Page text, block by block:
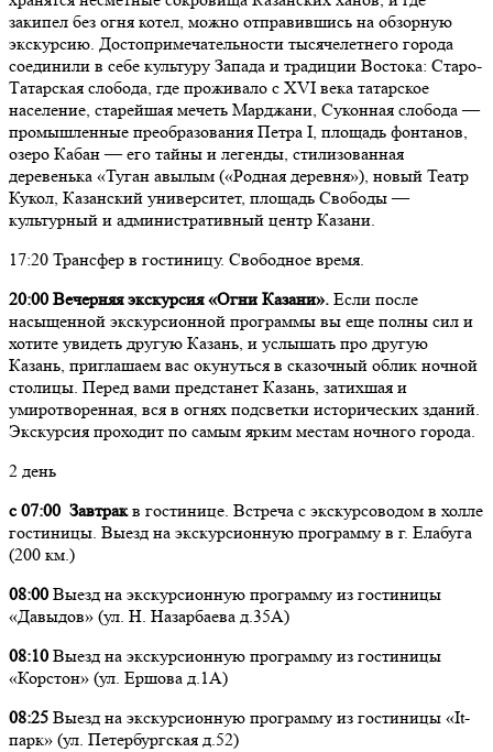
закипел без огня котел, можно отправившись на обзорную
экскурсию. Достопримечательности тысячелетнего города
соединили в себе культуру Запада и традиции Востока: Старо-
Татарская слобода, где проживало с XVI века татарское
население, старейшая мечеть Марджани, Суконная слобода —
промышленные преобразования Петра I, площадь фонтанов,
озеро Кабан — его тайны и легенды, стилизованная
деревенька «Туган авылым («Родная деревня»), новый Театр
Кукол, Казанский университет, площадь Свободы —
культурный и административный центр Казани.
17:20 Трансфер в гостиницу. Свободное время.
20:00 Вечерняя экскурсия «Огни Казани». Если после
насыщенной экскурсионной программы вы еще полны сил и
хотите увидеть другую Казань, и услышать про другую
Казань, приглашаем вас окунуться в сказочный облик ночной
столицы. Перед вами предстанет Казань, затихшая и
умиротворенная, вся в огнях подсветки исторических зданий.
Экскурсия проходит по самым ярким местам ночного города.
2 день
с 07:00 Завтракв гостинице. Встреча с экскурсоводом в холле
гостиницы. Выезд на экскурсионную программу в г. Елабуга
(200 км.)
08:00 Выезд на экскурсионную программу из гостиницы
«Давыдов» (ул. Н. Назарбаева д.35А)
08:10 Выезд на экскурсионную программу из гостиницы
«Корстон» (ул. Ершова д.1А)
08:25 Выезд на экскурсионную программу из гостиницы «It-
парк» (ул. Петербургская д.52)